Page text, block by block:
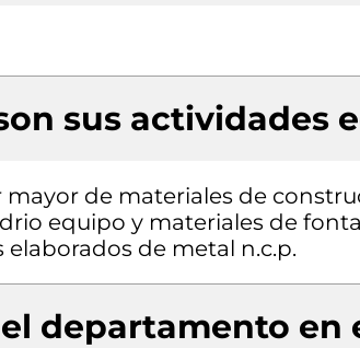
sus actividades
mayor de materiales de
equipo y materiales de
de metal n.c.p.
el departamento en